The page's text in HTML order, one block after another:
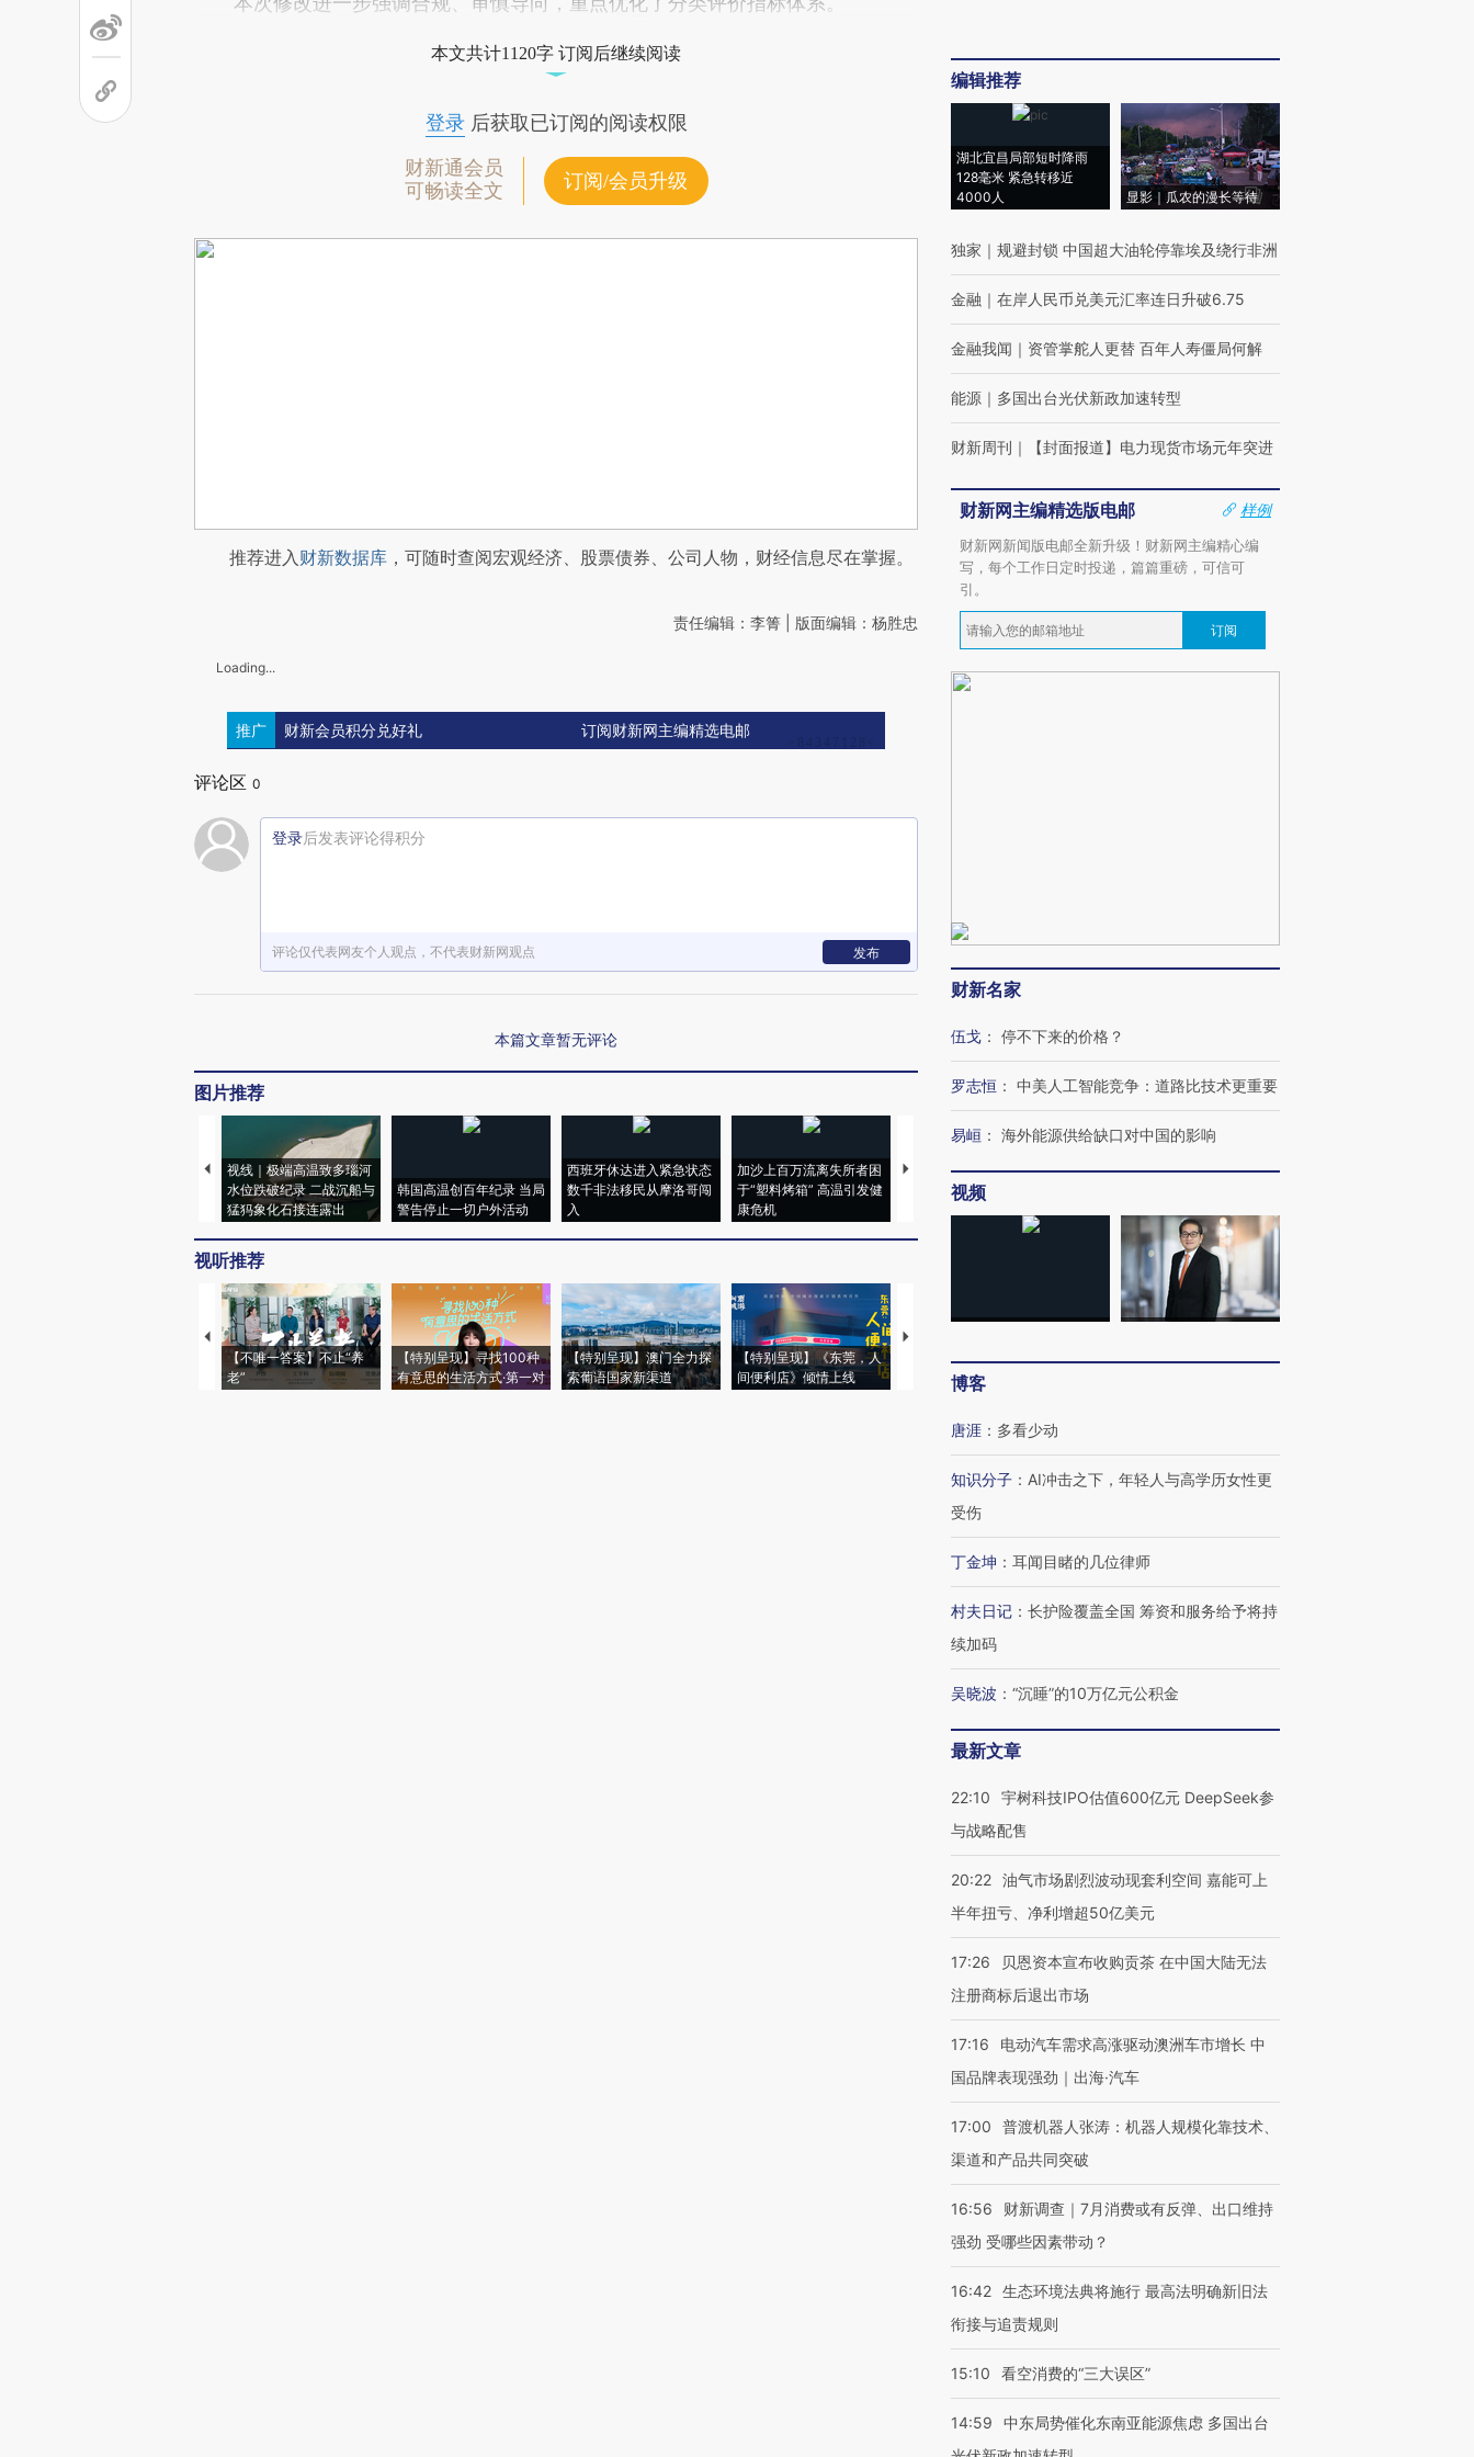
本文共计1120字 订阅后继续阅读
登录后获取已订阅的阅读权限
财新通会员
可畅读全文
订阅/会员升级
推荐进入财新数据库 ，可随时查阅宏观经济、股票债券、公司人物，财经信息尽在掌握。
责任编辑：李箐 | 版面编辑：杨胜忠
Loading...
推广 财新会员积分兑好礼 订阅财新网主编精选电邮
评论区 0
登录后发表评论得积分
评论仅代表网友个人观点，不代表财新网观点 发布
本篇文章暂无评论
图片推荐
视线｜极端高温致多瑙河
水位跌破纪录 二战沉船与
猛犸象化石接连露出
韩国高温创百年纪录 当局
警告停止一切户外活动
西班牙休达进入紧急状态
数千非法移民从摩洛哥闯
入
加沙上百万流离失所者困
于“塑料烤箱” 高温引发健
康危机
视线｜HYROX的吸金
术：是什么让中产们甘
马航飞行员跨国走私7万
视线｜被称为“蟑螂”的印
视听推荐
【不唯一答案】不止“养
老”
【特别呈现】寻找100种
有意思的生活方式·第一对
【特别呈现】澳门全力探
索葡语国家新渠道
【特别呈现】《东莞，人
间便利店》倾情上线
【推广】走进第四届链博
会，让数智科技“链”接产
【特别呈现】寻找100种
CFO：不靠规模取胜，华
编辑推荐
湖北宜昌局部短时降雨
128毫米 紧急转移近
4000人
显影｜瓜农的漫长等待
独家 ｜ 规避封锁 中国超大油轮停靠埃及绕行非洲
金融 ｜ 在岸人民币兑美元汇率连日升破6.75
金融我闻 ｜ 资管掌舵人更替 百年人寿僵局何解
能源 ｜ 多国出台光伏新政加速转型
财新周刊 ｜ 【封面报道】电力现货市场元年突进
财新网主编精选版电邮
样例
财新网新闻版电邮全新升级！财新网主编精心编
写，每个工作日定时投递，篇篇重磅，可信可
引。
订阅
财新名家
伍戈 ： 停不下来的价格？
罗志恒 ： 中美人工智能竞争：道路比技术更重要
易峘 ： 海外能源供给缺口对中国的影响
视频
博客
唐涯 ： 多看少动
知识分子 ： AI冲击之下，年轻人与高学历女性更
受伤
丁金坤 ： 耳闻目睹的几位律师
村夫日记 ： 长护险覆盖全国 筹资和服务给予将持
续加码
吴晓波 ： “沉睡”的10万亿元公积金
最新文章
22:10
宇树科技IPO估值600亿元 DeepSeek参
与战略配售
20:22 油气市场剧烈波动现套利空间 嘉能可上
半年扭亏、净利增超50亿美元
17:26
贝恩资本宣布收购贡茶 在中国大陆无法
注册商标后退出市场
17:16
电动汽车需求高涨驱动澳洲车市增长 中
国品牌表现强劲｜出海·汽车
17:00
普渡机器人张涛：机器人规模化靠技术、
渠道和产品共同突破
16:56
财新调查｜7月消费或有反弹、出口维持
强劲 受哪些因素带动？
16:42 生态环境法典将施行 最高法明确新旧法
衔接与追责规则
15:10 看空消费的“三大误区”
14:59
中东局势催化东南亚能源焦虑 多国出台